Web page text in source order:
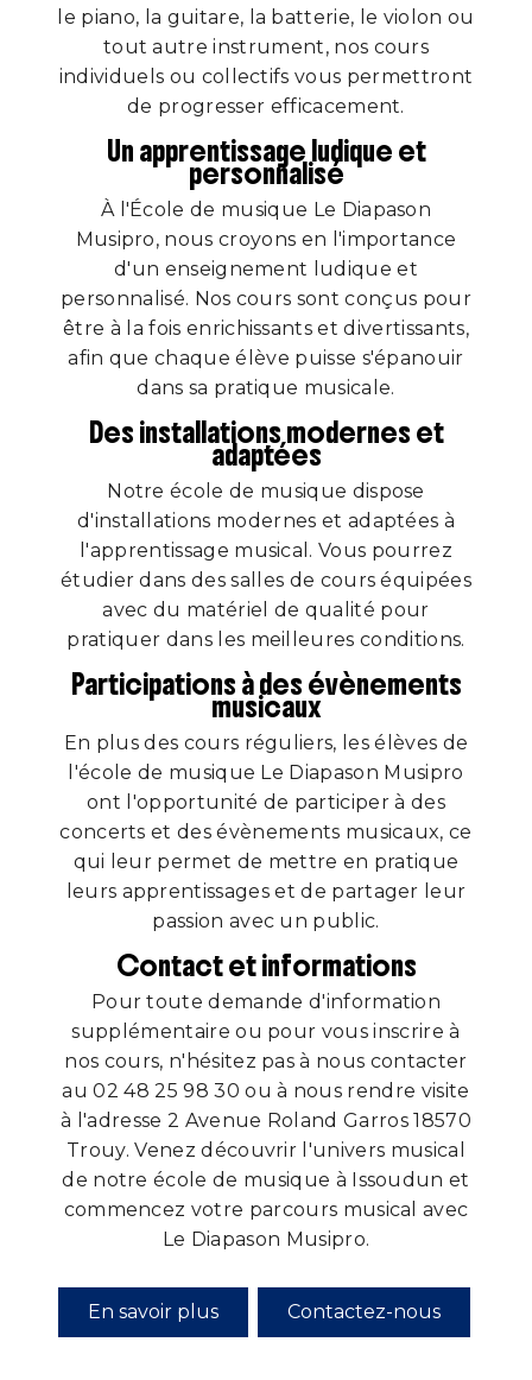
le piano, la guitare, la batterie, le violon ou
tout autre instrument, nos cours
individuels ou collectifs vous permettront
de progresser efficacement.
Un apprentissage ludique et
personnalisé
À l'École de musique Le Diapason
Musipro, nous croyons en l'importance
d'un enseignement ludique et
personnalisé. Nos cours sont conçus pour
être à la fois enrichissants et divertissants,
afin que chaque élève puisse s'épanouir
dans sa pratique musicale.
Des installations modernes et
adaptées
Notre école de musique dispose
d'installations modernes et adaptées à
l'apprentissage musical. Vous pourrez
étudier dans des salles de cours équipées
avec du matériel de qualité pour
pratiquer dans les meilleures conditions.
Participations à des évènements
musicaux
En plus des cours réguliers, les élèves de
l'école de musique Le Diapason Musipro
ont l'opportunité de participer à des
concerts et des évènements musicaux, ce
qui leur permet de mettre en pratique
leurs apprentissages et de partager leur
passion avec un public.
Contact et informations
Pour toute demande d'information
supplémentaire ou pour vous inscrire à
nos cours, n'hésitez pas à nous contacter
au 02 48 25 98 30 ou à nous rendre visite
à l'adresse 2 Avenue Roland Garros 18570
Trouy. Venez découvrir l'univers musical
de notre école de musique à Issoudun et
commencez votre parcours musical avec
Le Diapason Musipro.
En savoir plus Contactez-nous